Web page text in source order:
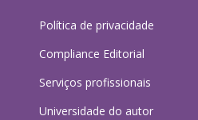
Política de privacidade
Compliance Editorial
Serviços profissionais
Universidade do autor